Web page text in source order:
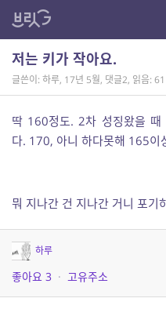
저는 키가 작아요.
글쓴이: 하루, 17년 5월, 댓글2, 읽음: 61
딱 160정도. 2차 성징왔을 때
다. 170, 아니 하다못해 165이
뭐 지나간 건 지나간 거니 포기
하루
좋아요 3 · 고유주소